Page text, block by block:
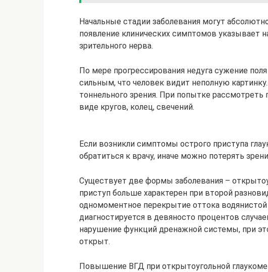
Начальные стадии заболевания могут
появление клинических симптомов указывает
зрительного нерва.
По мере прогрессирования недуга сужение
сильным, что человек видит неполную
тоннельного зрения. При попытке
виде кругов, колец, свечений.
Если возникли симптомы острого приступа
обратиться к врачу, иначе можно потерять
Существует две формы заболевания –
приступ больше характерен при второй
одномоментное перекрытие оттока
диагностируется в девяносто процентов
нарушение функций дренажной системы, при
открыт.
Повышение ВГД при открытоугольной глаукоме